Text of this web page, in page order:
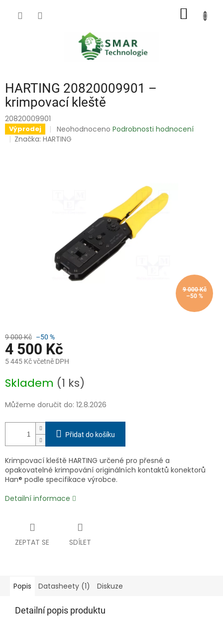
HARTING 20820009901 –
krimpovací kleště
20820009901
Výprodej
Průměrné
hodnocení
Neohodnoceno Podrobnosti hodnocení
Značka:HARTING
9 000 Kč
–50 %
9 000 Kč –50 %
4 500 Kč
5 445 Kč včetně DPH
cena:
Skladem (1 ks)
Můžeme doručit do: 12.8.2026
Přidat do košíku
Krimpovací kleště HARTING určené pro přesné a
opakovatelné krimpování originálních kontaktů konektorů
Han® podle specifikace výrobce.
Detailní informace
ZEPTAT SE SDÍLET
Popis Datasheety (1) Diskuze
Detailní popis produktu